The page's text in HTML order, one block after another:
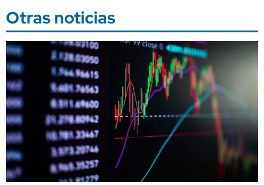
Otras noticias